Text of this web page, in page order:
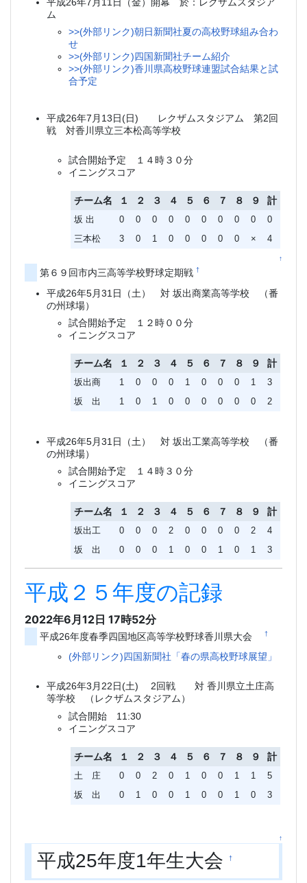
ム
>>(外部リンク)朝日新聞社夏の高校野球組み合わ
せ
>>(外部リンク)四国新聞社チーム紹介
>>(外部リンク)香川県高校野球連盟試合結果と試
合予定
平成26年7月13日(日) レクザムスタジアム 第2回
戦 対香川県立三本松高等学校
試合開始予定 １４時３０分
イニングスコア
チーム名 １ ２ ３ ４ ５ ６ ７ ８ ９ 計
坂 出 0 0 0 0 0 0 0 0 0
0
三本松
3 0 1 0 0 0 0 0 × 4
↑
第６９回市内三高等学校野球定期戦 †
平成26年5月31日（土） 対 坂出商業高等学校 （番
の州球場）
試合開始予定 １２時００分
イニングスコア
チーム名 １ ２ ３ ４ ５ ６ ７ ８ ９ 計
坂出商 1 0 0 0 1 0 0 0 1
3
坂 出
1 0 1 0 0 0 0 0 0 2
平成26年5月31日（土） 対 坂出工業高等学校 （番
の州球場）
試合開始予定 １４時３０分
イニングスコア
チーム名 １ ２ ３ ４ ５ ６ ７ ８ ９ 計
坂出工 0 0 0 2 0 0 0 0 2
4
坂 出
0 0 0 1 0 0 1 0 1 3
平成２５年度の記録
2022年6月12日 17時52分
平成26年度春季四国地区高等学校野球香川県大会 †
(外部リンク)四国新聞社「春の県高校野球展望」
平成26年3月22日(土) 2回戦 対 香川県立土庄高
等学校 （レクザムスタジアム）
試合開始 11:30
イニングスコア
チーム名 １ ２ ３ ４ ５ ６ ７ ８ ９ 計
土 庄 0 0 2 0 1 0 0 1 1
5
坂 出
0 1 0 0 1 0 0 1 0 3
↑
平成25年度1年生大会†